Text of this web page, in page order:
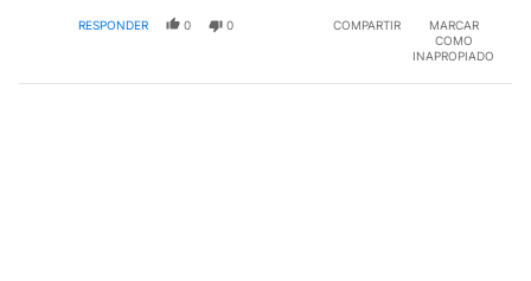
tecnología familiar a otros países. Además del bla, bla,
bla, el autor se "olvida" de mencionar que en EE.UU.
RESPONDER 0 0 COMPARTIR
MARCAR
COMO
INAPROPIADO